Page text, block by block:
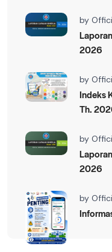
by
2026
by
Indeks
Th.
by
2026
by